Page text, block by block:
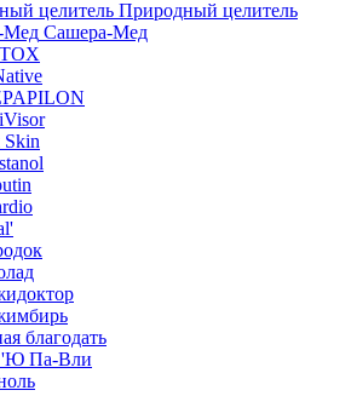
Природный целитель
Сашера-Мед
благодать
'Ю Па-Вли